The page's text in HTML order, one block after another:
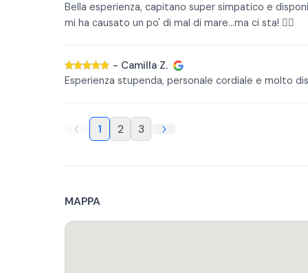
Bella esperienza, capitano super simpatico e
mi ha causato un po' di mal di mare...ma ci sta! 👍🏻
- Camilla Z.
Esperienza stupenda, personale cordiale e molto
1 2 3
MAPPA